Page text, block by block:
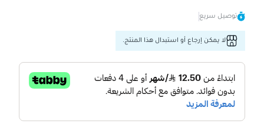
توصيل سريع
لا يمكن إرجاع أو استبدال هذا المنتج.